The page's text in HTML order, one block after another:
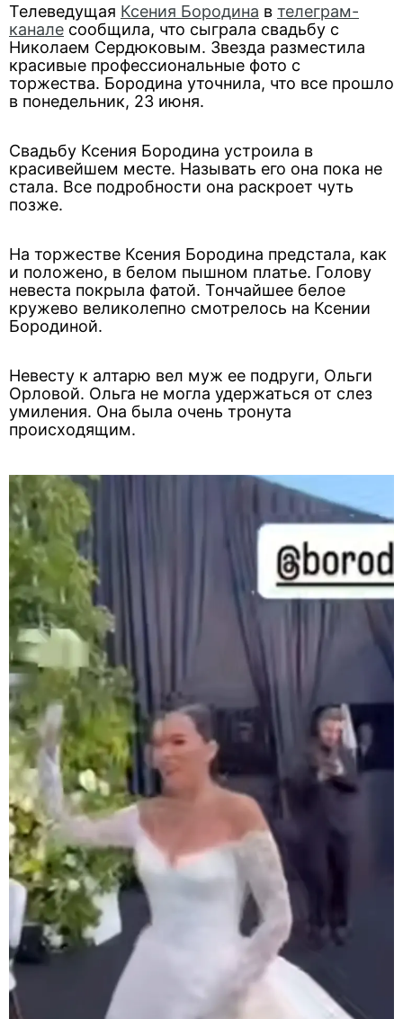
Телеведущая Ксения Бородина в телеграм-
канале сообщила, что сыграла свадьбу с
Николаем Сердюковым. Звезда разместила
красивые профессиональные фото с
торжества. Бородина уточнила, что все прошло
в понедельник, 23 июня.
Свадьбу Ксения Бородина устроила в
красивейшем месте. Называть его она пока не
стала. Все подробности она раскроет чуть
позже.
На торжестве Ксения Бородина предстала, как
и положено, в белом пышном платье. Голову
невеста покрыла фатой. Тончайшее белое
кружево великолепно смотрелось на Ксении
Бородиной.
Невесту к алтарю вел муж ее подруги, Ольги
Орловой. Ольга не могла удержаться от слез
умиления. Она была очень тронута
происходящим.